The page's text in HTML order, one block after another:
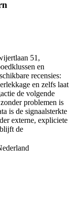
51,
en
recensies:
en zelfs laat
de volgende
problemen is
is de signaalsterkte
externe, expliciete
de